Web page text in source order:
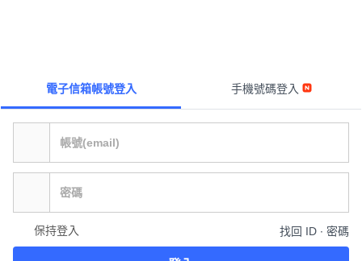
電子信箱帳號登入 手機號碼登入
保持登入 找回 ID ∙ 密碼